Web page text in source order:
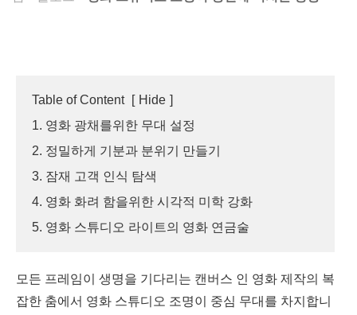
Table of Content [ Hide ]
1. 영화 광채를위한 무대 설정
2. 정밀하게 기분과 분위기 만들기
3. 잠재 고객 인식 탐색
4. 영화 화려 함을위한 시각적 미학 강화
5. 영화 스튜디오 라이트의 영화 연금술
모든 프레임이 생명을 기다리는 캔버스 인 영화 제작의 복
잡한 춤에서 영화 스튜디오 조명이 중심 무대를 차지합니